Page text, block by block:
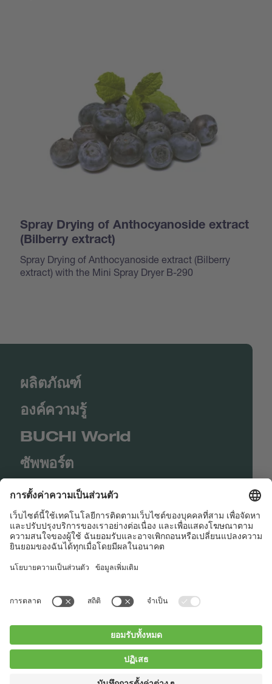
Spray Drying of Anthocyanoside extract
(Bilberry extract)
Spray Drying of Anthocyanoside extract (Bilberry
extract) with the Mini Spray Dryer B-290
ผลิตภัณฑ์
องค์ความรู้
BUCHI World
ซัพพอร์ต
Shop
Contact us
BUCHI Worldwide
Blogs